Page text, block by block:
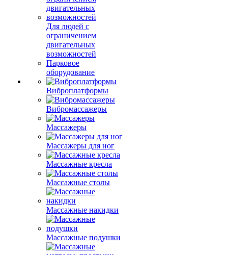
Для людей с
ограничением
двигательных
возможностей
Парковое
оборудование
Виброплатформы
Вибромассажеры
Массажеры
Массажеры для ног
Массажные кресла
Массажные столы
Массажные накидки
Массажные подушки